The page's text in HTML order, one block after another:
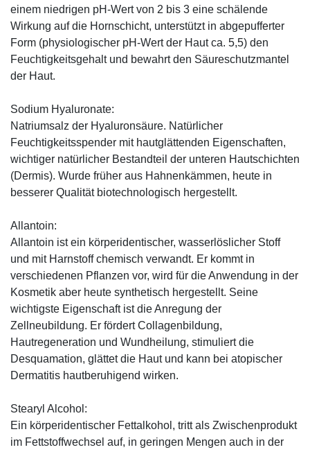
einem niedrigen pH-Wert von 2 bis 3 eine schälende
Wirkung auf die Hornschicht, unterstützt in abgepufferter
Form (physiologischer pH-Wert der Haut ca. 5,5) den
Feuchtigkeitsgehalt und bewahrt den Säureschutzmantel
der Haut.
Sodium Hyaluronate:
Natriumsalz der Hyaluronsäure. Natürlicher
Feuchtigkeitsspender mit hautglättenden Eigenschaften,
wichtiger natürlicher Bestandteil der unteren Hautschichten
(Dermis). Wurde früher aus Hahnenkämmen, heute in
besserer Qualität biotechnologisch hergestellt.
Allantoin:
Allantoin ist ein körperidentischer, wasserlöslicher Stoff
und mit Harnstoff chemisch verwandt. Er kommt in
verschiedenen Pflanzen vor, wird für die Anwendung in der
Kosmetik aber heute synthetisch hergestellt. Seine
wichtigste Eigenschaft ist die Anregung der
Zellneubildung. Er fördert Collagenbildung,
Hautregeneration und Wundheilung, stimuliert die
Desquamation, glättet die Haut und kann bei atopischer
Dermatitis hautberuhigend wirken.
Stearyl Alcohol:
Ein körperidentischer Fettalkohol, tritt als Zwischenprodukt
im Fettstoffwechsel auf, in geringen Mengen auch in der